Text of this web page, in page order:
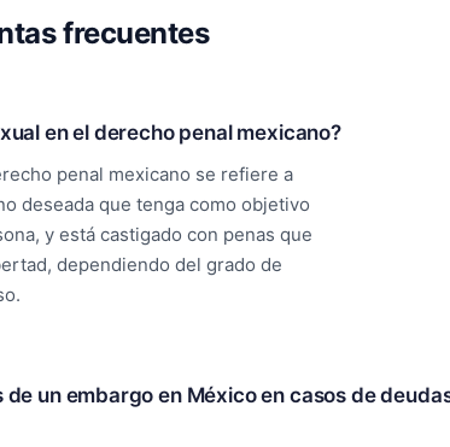
frecuentes
en el derecho penal mexicano?
penal mexicano se refiere a
deseada que tenga como objetivo
y está castigado con penas que
dependiendo del grado de
un embargo en México en casos de